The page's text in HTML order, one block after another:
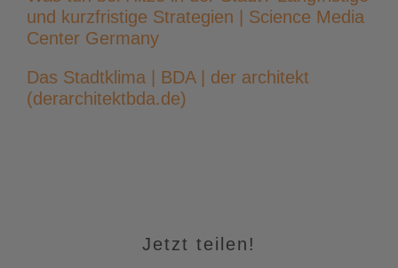
und kurzfristige Strategien | Science Media
Center Germany
Das Stadtklima | BDA | der architekt
(derarchitektbda.de)
Jetzt teilen!